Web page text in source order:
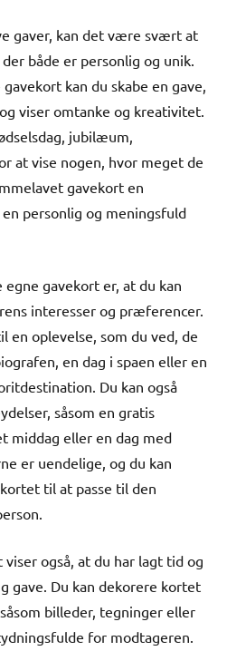
gaver, kan det være svært at
både er personlig og unik.
kan du skabe en gave,
viser omtanke og kreativitet.
jubilæum,
at vise nogen, hvor meget de
gavekort en
personlig og meningsfuld
gavekort er, at du kan
interesser og præferencer.
en oplevelse, som du ved, de
en dag i spaen eller en
Du kan også
såsom en gratis
middag eller en dag med
er uendelige, og du kan
til at passe til den
også, at du har lagt tid og
gave. Du kan dekorere kortet
billeder, tegninger eller
for modtageren.